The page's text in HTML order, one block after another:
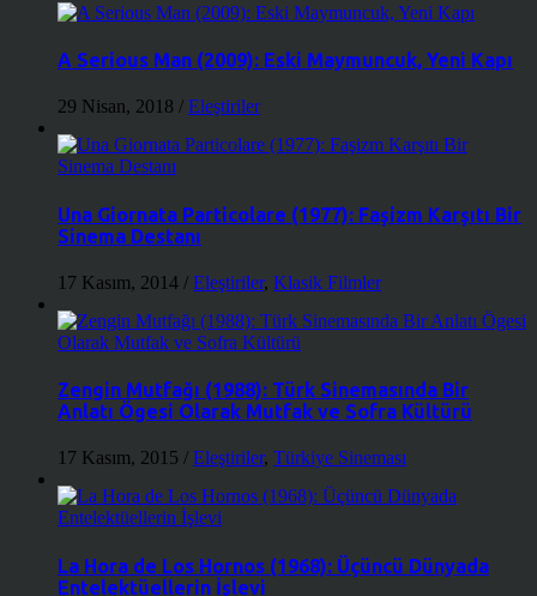
A Serious Man (2009): Eski Maymuncuk, Yeni Kapı
29 Nisan, 2018 / Eleştiriler
Una Giornata Particolare (1977): Faşizm Karşıtı Bir
Sinema Destanı
17 Kasım, 2014 / Eleştiriler, Klasik Filmler
Zengin Mutfağı (1988): Türk Sinemasında Bir
Anlatı Ögesi Olarak Mutfak ve Sofra Kültürü
17 Kasım, 2015 / Eleştiriler, Türkiye Sineması
La Hora de Los Hornos (1968): Üçüncü Dünyada
Entelektüellerin İşlevi